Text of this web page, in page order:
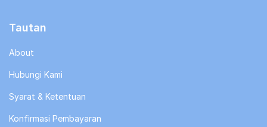
Tautan
About
Hubungi Kami
Syarat & Ketentuan
Konfirmasi Pembayaran